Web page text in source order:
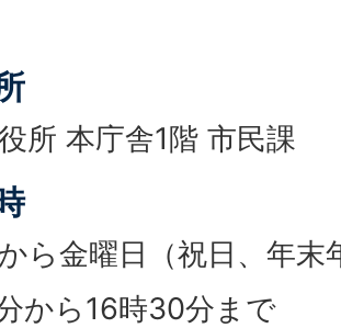
所 本庁舎1階 市民課
ら金曜日（祝日、年末
から16時30分まで